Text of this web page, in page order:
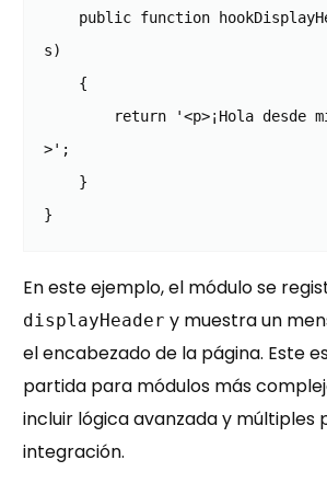
s)
>';
En este ejemplo, el módulo se
displayHeader y muestra un
el encabezado de la página. Este
partida para módulos más
incluir lógica avanzada y múltiples
integración.